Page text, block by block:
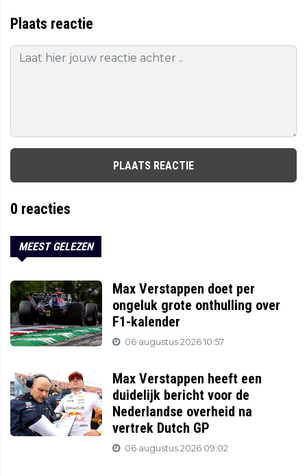
Plaats reactie
PLAATS REACTIE
0 reacties
MEEST GELEZEN
Max Verstappen doet per
ongeluk grote onthulling over
F1-kalender
06 augustus 2026 10:57
Max Verstappen heeft een
duidelijk bericht voor de
Nederlandse overheid na
vertrek Dutch GP
06 augustus 2026 09:02